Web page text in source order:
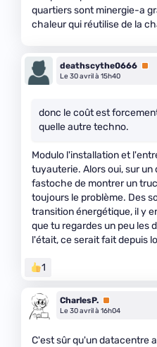
quartiers sont minergie-a
chaleur qui réutilise de la
deathscythe0666
Le 30 avril à 15h40
donc le coût est
quelle autre techno.
Modulo l'installation et
tuyauterie. Alors oui, sur
fastoche de montrer un
toujours le problème. Des
transition énergétique, il y
que tu regardes un peu les
l'était, ce serait fait depuis
1
CharlesP. Premium
Le 30 avril à 16h04
C'est sûr qu'un datacentre